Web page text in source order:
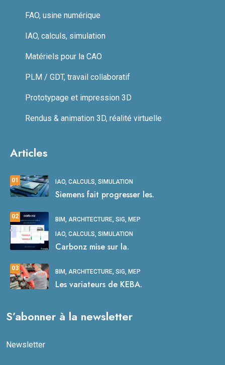
FAO, usine numérique
IAO, calculs, simulation
Matériels pour la CAO
PLM / GDT, travail collaboratif
Prototypage et impression 3D
Rendus & animation 3D, réalité virtuelle
Articles
01 IAO, CALCULS, SIMULATION
Siemens fait progresser les.
02 BIM, ARCHITECTURE, SIG, MEP
IAO, CALCULS, SIMULATION
Carbonz mise sur la.
03 BIM, ARCHITECTURE, SIG, MEP
Les variateurs de KEBA.
S’abonner à la newsletter
Newsletter